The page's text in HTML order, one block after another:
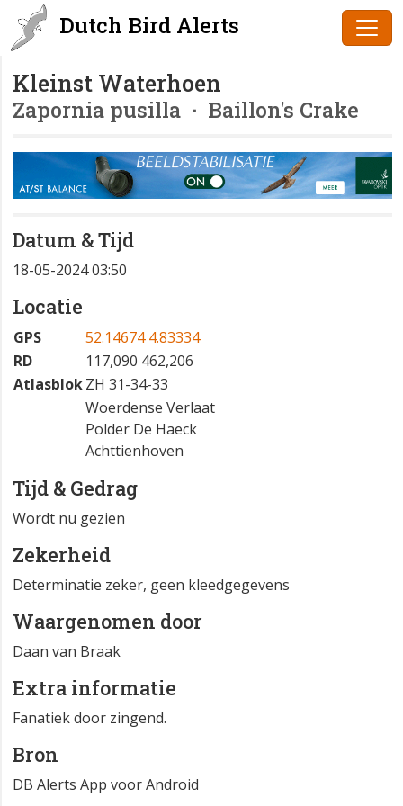
Dutch Bird Alerts
Kleinst Waterhoen
Zapornia pusilla · Baillon's Crake
Datum & Tijd
18-05-2024 03:50
Locatie
GPS
52.14674 4.83334
RD
117,090 462,206
AtlasblokZH 31-34-33
Woerdense Verlaat
Polder De Haeck
Achttienhoven
Tijd & Gedrag
Wordt nu gezien
Zekerheid
Determinatie zeker, geen kleedgegevens
Waargenomen door
Daan van Braak
Extra informatie
Fanatiek door zingend.
Bron
DB Alerts App voor Android